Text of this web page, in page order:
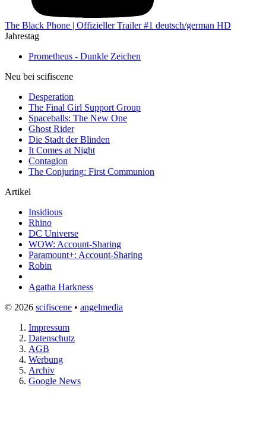
The Black Phone | Offizieller Trailer #1 deutsch/german HD
Jahrestag
Prometheus - Dunkle Zeichen
Neu bei scifiscene
Desperation
The Final Girl Support Group
Spaceballs: The New One
Ghost Rider
Die Stadt der Blinden
It Comes at Night
Contagion
The Conjuring: First Communion
Artikel
Insidious
Rhino
DC Universe
WOW: Account-Sharing
Paramount+: Account-Sharing
Robin
Agatha Harkness
© 2026 scifiscene • angelmedia
Impressum
Datenschutz
AGB
Werbung
Archiv
Google News